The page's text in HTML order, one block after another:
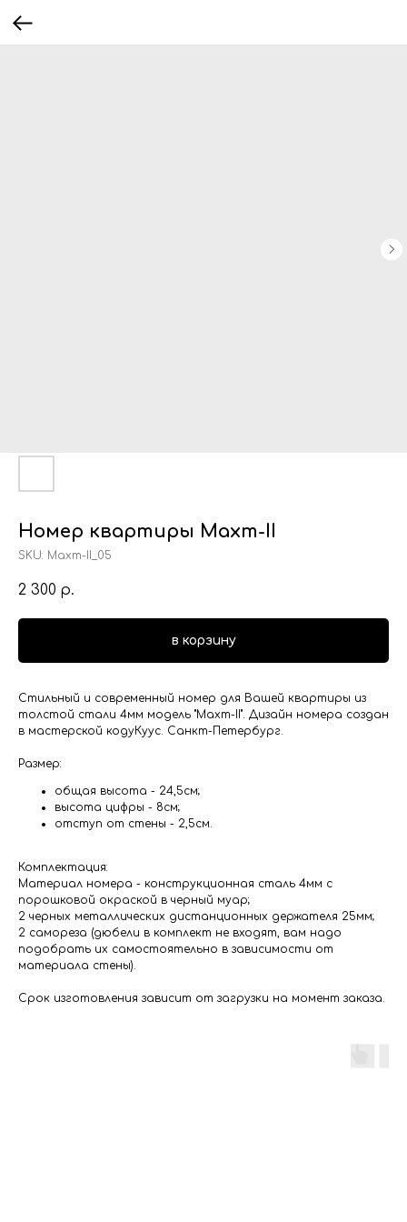
Номер квартиры Махт-II
SKU: Махт-II_05
2 300 р.
в корзину
Стильный и современный номер для Вашей квартиры из
толстой стали 4мм модель "Махт-II". Дизайн номера создан
в мастерской кодуКуус. Санкт-Петербург.
Размер:
общая высота - 24,5см;
высота цифры - 8см;
отступ от стены - 2,5см.
Комплектация:
Материал номера - конструкционная сталь 4мм с
порошковой окраской в черный муар;
2 черных металлических дистанционных держателя 25мм;
2 самореза (дюбели в комплект не входят, вам надо
подобрать их самостоятельно в зависимости от
материала стены).
Срок изготовления зависит от загрузки на момент заказа.